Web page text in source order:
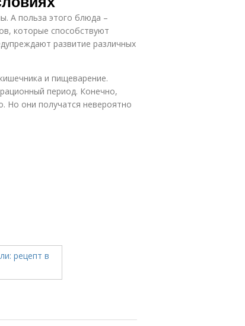
А польза этого блюда –
которые способствуют
развитие различных
и пищеварение.
период. Конечно,
Но они получатся невероятно